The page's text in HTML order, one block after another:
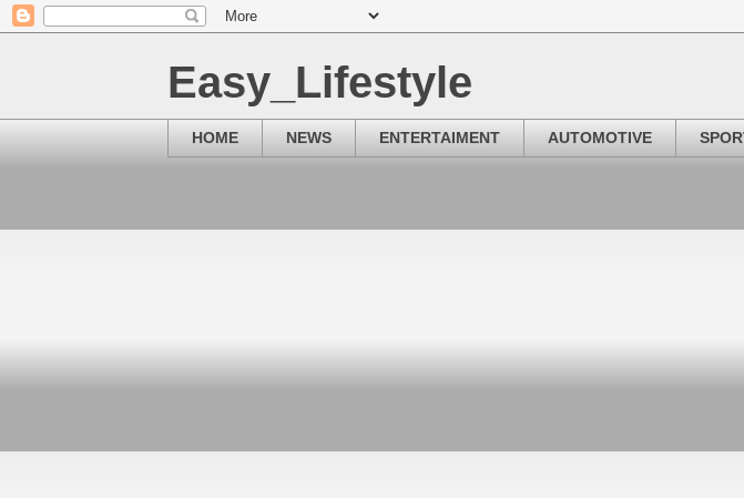
Easy_Lifestyle
HOME NEWS ENTERTAIMENT AUTOMOTIVE